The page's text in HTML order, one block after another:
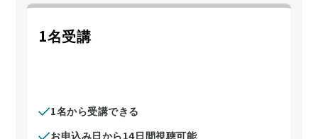
1名受講
1名から受講できる
お申込み日から14日間視聴可能